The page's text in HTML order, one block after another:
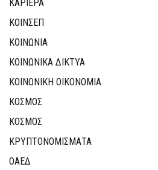
ΚΑΡΙΕΡΑ
ΚΟΙΝΣΕΠ
ΚΟΙΝΩΝΙΑ
ΚΟΙΝΩΝΙΚΆ ΔΊΚΤΥΑ
ΚΟΙΝΩΝΙΚΉ ΟΙΚΟΝΟΜΊΑ
ΚΟΣΜΟΣ
ΚΟΣΜΟΣ
ΚΡΥΠΤΟΝΟΜΊΣΜΑΤΑ
ΟΑΕΔ